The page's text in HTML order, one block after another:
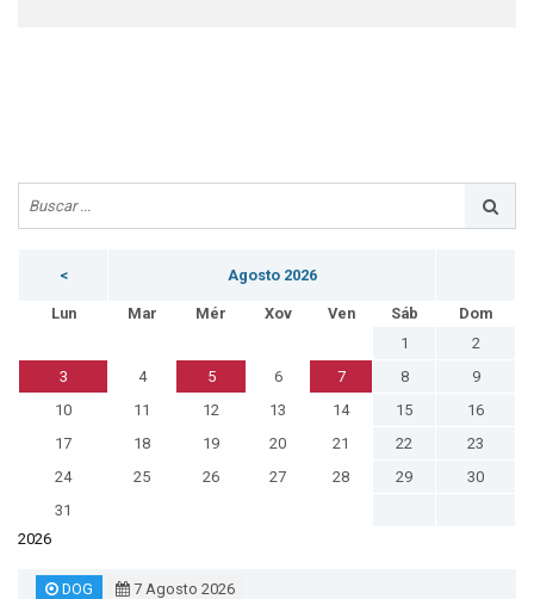
< Agosto 2026
Lun Mar Mér Xov Ven Sáb
Dom
1
2
3
4 5 6 7 8
9
10
11 12 13 14 15
16
17
18 19 20 21 22
23
24
25 26 27 28 29
30
31
2026
DOG
7 Agosto 2026